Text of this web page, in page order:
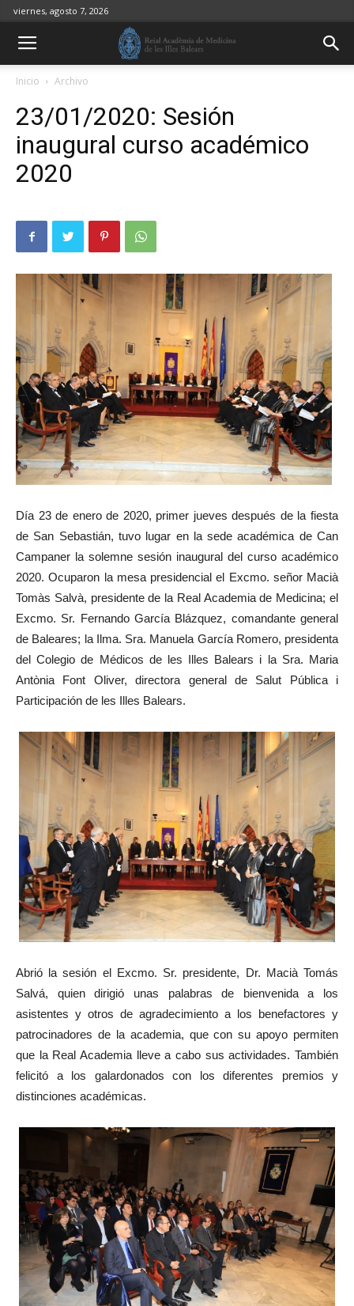
viernes, agosto 7, 2026
Inicio Archivo
23/01/2020: Sesión
inaugural curso académico
2020
Día 23 de enero de 2020, primer jueves después de la fiesta
de San Sebastián, tuvo lugar en la sede académica de Can
Campaner la solemne sesión inaugural del curso académico
2020. Ocuparon la mesa presidencial el Excmo. señor Macià
Tomàs Salvà, presidente de la Real Academia de Medicina; el
Excmo. Sr. Fernando García Blázquez, comandante general
de Baleares; la Ilma. Sra. Manuela García Romero, presidenta
del Colegio de Médicos de les Illes Balears i la Sra. Maria
Antònia Font Oliver, directora general de Salut Pública i
Participación de les Illes Balears.
Abrió la sesión el Excmo. Sr. presidente, Dr. Macià Tomás
Salvá, quien dirigió unas palabras de bienvenida a los
asistentes y otros de agradecimiento a los benefactores y
patrocinadores de la academia, que con su apoyo permiten
que la Real Academia lleve a cabo sus actividades. También
felicitó a los galardonados con los diferentes premios y
distinciones académicas.